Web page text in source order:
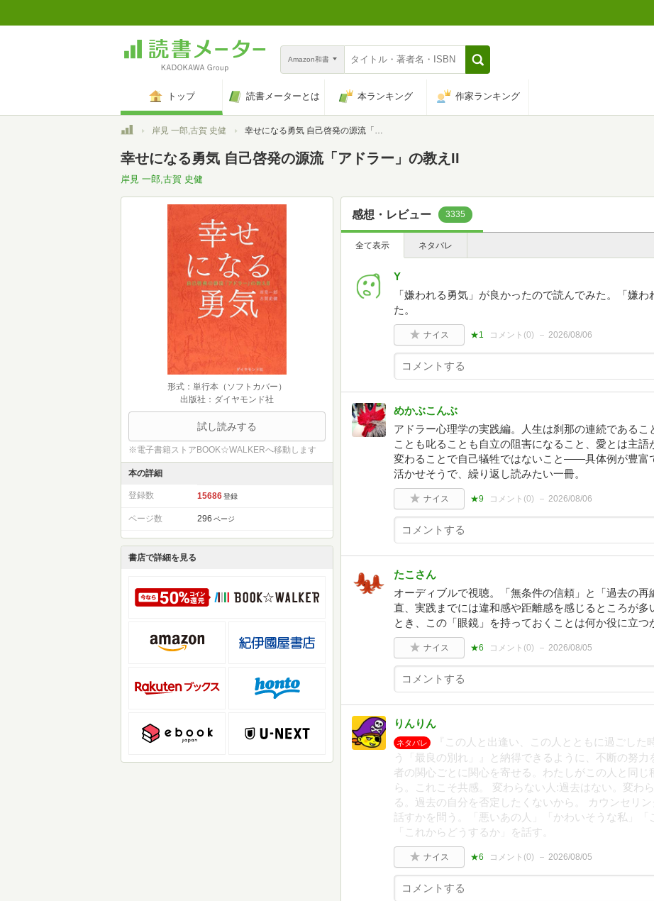
Amazon和書
トップ 読書メーターとは 本ランキング 作家ランキング
トップ岸見 一郎,古賀 史健 幸せになる勇気 自己啓発の源流「アドラー」の教えII
幸せになる勇気 自己啓発の源流「アドラー」の教えII
岸見 一郎,古賀 史健
形式：単行本（ソフトカバー）
出版社：ダイヤモンド社
試し読みする
※電子書籍ストアBOOK☆WALKERへ移動します
本の詳細
登録数 15686 登録
ページ数 296 ページ
書店で詳細を見る
感想・レビュー 3335
全て表示 ネタバレ
Y
「嫌われる勇気」が良かったので読んでみた。「嫌
た。
ナイス ★1 コメント(0) 2026/08/06
めかぶこんぶ
アドラー心理学の実践編。人生は刹那の連続である
ことも叱ることも自立の阻害になること、愛とは主
変わることで自己犠牲ではないこと——具体例が豊富
活かせそうで、繰り返し読みたい一冊。
ナイス ★9 コメント(0) 2026/08/06
たこさん
オーディブルで視聴。「無条件の信頼」と「過去の
直、実践までには違和感や距離感を感じるところが
とき、この「眼鏡」を持っておくことは何か役に立つ
ナイス ★6 コメント(0) 2026/08/05
りんりん
ネタバレ
『この人と出逢い、この人とともに過ごし
う「最良の別れ」』と納得できるように、不断の努
者の関心ごとに関心を寄せる。わたしがこの人と同
ら。これこそ共感。 変わらない人:過去はない。変わ
る。過去の自分を否定したくないから。 カウンセリ
話すかを問う。「悪いあの人」「かわいそうな私」
「これからどうするか」を話す。
ナイス ★6 コメント(0) 2026/08/05